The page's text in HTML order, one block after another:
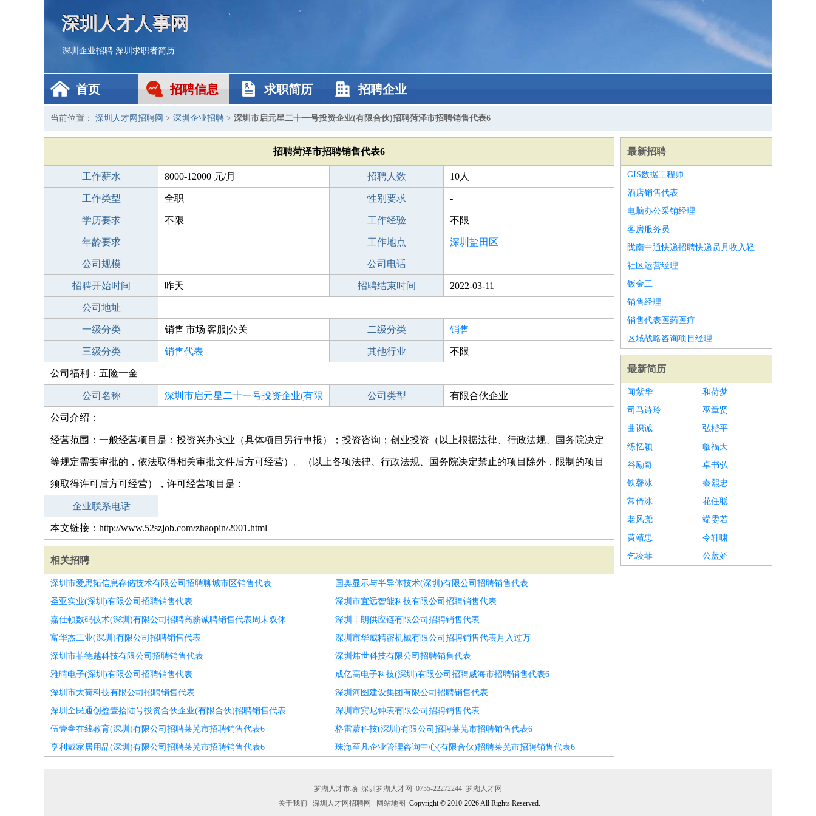
深圳人才人事网
深圳企业招聘 深圳求职者简历
首页 招聘信息 求职简历 招聘企业
当前位置： 深圳人才网招聘网 > 深圳企业招聘 > 深圳市启元星二十一号投资企业(有限合伙)招聘菏泽市招聘销售代表6
招聘菏泽市招聘销售代表6
工作薪水 8000-12000 元/月 招聘人数 10人
工作类型 全职 性别要求 -
学历要求 不限 工作经验 不限
年龄要求 工作地点 深圳盐田区
公司规模 公司电话
招聘开始时间 昨天 招聘结束时间 2022-03-11
公司地址
一级分类 销售|市场|客服|公关 二级分类 销售
三级分类 销售代表 其他行业 不限
公司福利：五险一金
公司名称 深圳市启元星二十一号投资企业(有限 公司类型 有限合伙企业
公司介绍：
经营范围：一般经营项目是：投资兴办实业（具体项目另行申报）；投资咨询；创业投资（以上根据法律、行政法规、国务院决定
等规定需要审批的，依法取得相关审批文件后方可经营）。（以上各项法律、行政法规、国务院决定禁止的项目除外，限制的项目
须取得许可后方可经营），许可经营项目是：
企业联系电话
本文链接：http://www.52szjob.com/zhaopin/2001.html
相关招聘
深圳市爱思拓信息存储技术有限公司招聘聊城市区销售代表
国奥显示与半导体技术(深圳)有限公司招聘销售代表
圣亚实业(深圳)有限公司招聘销售代表
深圳市宜远智能科技有限公司招聘销售代表
嘉仕顿数码技术(深圳)有限公司招聘高薪诚聘销售代表周末双休
深圳丰朗供应链有限公司招聘销售代表
富华杰工业(深圳)有限公司招聘销售代表
深圳市华威精密机械有限公司招聘销售代表月入过万
深圳市菲德越科技有限公司招聘销售代表
深圳炜世科技有限公司招聘销售代表
雅晴电子(深圳)有限公司招聘销售代表
成亿高电子科技(深圳)有限公司招聘威海市招聘销售代表6
深圳市大荷科技有限公司招聘销售代表
深圳河图建设集团有限公司招聘销售代表
深圳全民通创盈壹拾陆号投资合伙企业(有限合伙)招聘销售代表
深圳市宾尼钟表有限公司招聘销售代表
伍壹叁在线教育(深圳)有限公司招聘莱芜市招聘销售代表6
格雷蒙科技(深圳)有限公司招聘莱芜市招聘销售代表6
亨利戴家居用品(深圳)有限公司招聘莱芜市招聘销售代表6
珠海至凡企业管理咨询中心(有限合伙)招聘莱芜市招聘销售代表6
最新招聘
GIS数据工程师
酒店销售代表
电脑办公采销经理
客房服务员
陇南中通快递招聘快递员月收入轻松过万
社区运营经理
钣金工
销售经理
销售代表医药医疗
区域战略咨询项目经理
最新简历
闻紫华
和荷梦
司马诗玲
巫章贤
曲识诚
弘楷平
练忆颖
临福天
谷励奇
卓书弘
铁馨冰
秦熙忠
常倚冰
花任聪
老风尧
端雯若
黄靖忠
令轩啸
乞凌菲
公蓝娇
罗湖人才市场_深圳罗湖人才网_0755-22272244_罗湖人才网
关于我们
深圳人才网招聘网 网站地图 Copyright © 2010-2026 All Rights Reserved.